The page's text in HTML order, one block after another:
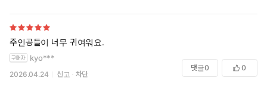
주인공들이 너무 귀여워요.
kyo***
2026.04.24 신고 차단
댓글0 0